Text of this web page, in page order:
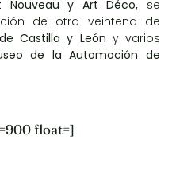
Nouveau y Art Déco, se
de otra veintena de
Castilla y León y varios
de la Automoción de
float=]